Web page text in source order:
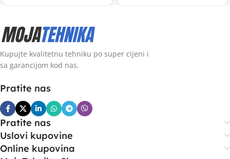
Kupujte kvalitetnu tehniku po super cijeni i
sa garancijom kod nas.
Pratite nas
Pratite nas
Uslovi kupovine
Online kupovina